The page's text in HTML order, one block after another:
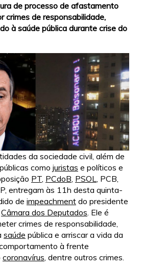
de processo de afastamento
crimes de responsabilidade,
à saúde pública durante crise do
da sociedade civil, além de
como juristas e políticos e
PT, PCdoB, PSOL, PCB,
entregam às 11h desta quinta-
de impeachment do presidente
Câmara dos Deputados. Ele é
crimes de responsabilidade,
saúde pública e arriscar a vida da
à frente
coronavírus, dentre outros crimes.